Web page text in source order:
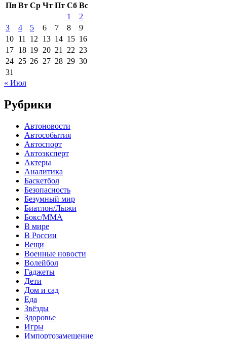
Пн Вт Ср Чт Пт Сб Вс
1
2
3
4 5 6 7 8
9
10 11 12 13 14 15 16
17 18 19 20 21 22 23
24 25 26 27 28 29 30
31
« Июл
Рубрики
Автоновости
Автособытия
Автоспорт
Автоэксперт
Актеры
Аналитика
Баскетбол
Безопасность
Безумный мир
Биатлон/Лыжи
Бокс/MMA
В мире
В России
Вещи
Военные новости
Волейбол
Гаджеты
Дети
Дом и сад
Еда
Звёзды
Здоровье
Игры
Импортозамещение